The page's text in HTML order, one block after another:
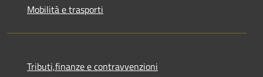
Mobilità e trasporti
Tributi,finanze e contravvenzioni